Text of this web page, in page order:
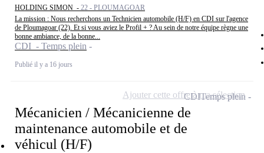
HOLDING SIMON - 22 - PLOUMAGOAR
La mission : Nous recherchons un Technicien automobile (H/F) en CDI sur l'agence
de Ploumagoar (22). Et si vous aviez le Profil + ? Au sein de notre équipe règne une
bonne ambiance, de la bonne...
CDI - Temps plein
Publié il y a 16 jours
Mécanicien / Mécanicienne de
maintenance automobile et de
véhicul (H/F)
CDITemps plein
Ajouter cette offre à ma sélection